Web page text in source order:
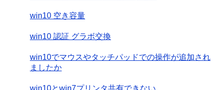
win10 空き容量
win10 認証 グラボ交換
win10でマウスやタッチパッドでの操作が追加され
ましたか